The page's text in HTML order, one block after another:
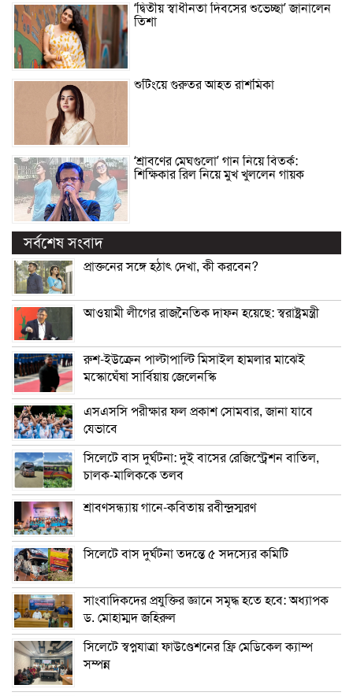
‘দ্বিতীয় স্বাধীনতা দিবসের শুভেচ্ছা’ জানালেন
তিশা
শুটিংয়ে গুরুতর আহত রাশমিকা
‘শ্রাবণের মেঘগুলো’ গান নিয়ে বিতর্ক:
শিক্ষিকার রিল নিয়ে মুখ খুললেন গায়ক
সর্বশেষ সংবাদ
প্রাক্তনের সঙ্গে হঠাৎ দেখা, কী করবেন?
আওয়ামী লীগের রাজনৈতিক দাফন হয়েছে: স্বরাষ্ট্রমন্ত্রী
রুশ-ইউক্রেন পাল্টাপাল্টি মিসাইল হামলার মাঝেই
মস্কোঘেঁষা সার্বিয়ায় জেলেনস্কি
এসএসসি পরীক্ষার ফল প্রকাশ সোমবার, জানা যাবে
যেভাবে
সিলেটে বাস দুর্ঘটনা: দুই বাসের রেজিস্ট্রেশন বাতিল,
চালক-মালিককে তলব
শ্রাবণসন্ধ্যায় গানে-কবিতায় রবীন্দ্রস্মরণ
সিলেটে বাস দুর্ঘটনা তদন্তে ৫ সদস্যের কমিটি
সাংবাদিকদের প্রযুক্তির জ্ঞানে সমৃদ্ধ হতে হবে: অধ্যাপক
ড. মোহাম্মদ জহিরুল
সিলেটে স্বপ্নযাত্রা ফাউণ্ডেশনের ফ্রি মেডিকেল ক্যাম্প
সম্পন্ন